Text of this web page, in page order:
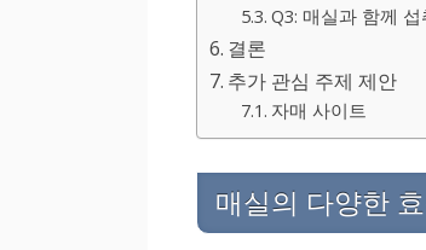
Q3: 매실과 함께
결론
추가 관심 주제 제안
자매 사이트
매실의 다양한